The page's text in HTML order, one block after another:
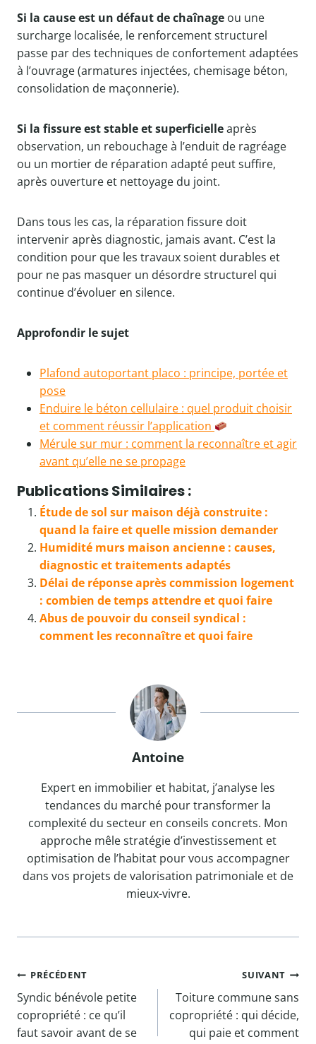
Si la cause est un défaut de chaînage ou une
surcharge localisée, le renforcement structurel
passe par des techniques de confortement adaptées
à l’ouvrage (armatures injectées, chemisage béton,
consolidation de maçonnerie).
Si la fissure est stable et superficielleaprès
observation, un rebouchage à l’enduit de ragréage
ou un mortier de réparation adapté peut suffire,
après ouverture et nettoyage du joint.
Dans tous les cas, la réparation fissure doit
intervenir après diagnostic, jamais avant. C’est la
condition pour que les travaux soient durables et
pour ne pas masquer un désordre structurel qui
continue d’évoluer en silence.
Approfondir le sujet
Plafond autoportant placo : principe, portée et
pose
Enduire le béton cellulaire : quel produit choisir
et comment réussir l’application
Mérule sur mur : comment la reconnaître et agir
avant qu’elle ne se propage
Publications Similaires :
Étude de sol sur maison déjà construite :
quand la faire et quelle mission demander
Humidité murs maison ancienne : causes,
diagnostic et traitements adaptés
Délai de réponse après commission logement
: combien de temps attendre et quoi faire
Abus de pouvoir du conseil syndical :
comment les reconnaître et quoi faire
Antoine
Expert en immobilier et habitat, j’analyse les
tendances du marché pour transformer la
complexité du secteur en conseils concrets. Mon
approche mêle stratégie d’investissement et
optimisation de l’habitat pour vous accompagner
dans vos projets de valorisation patrimoniale et de
mieux-vivre.
Navigation
de
PRÉCÉDENT
Syndic bénévole petite
copropriété : ce qu’il
faut savoir avant de se
SUIVANT
Toiture commune sans
copropriété : qui décide,
qui paie et comment